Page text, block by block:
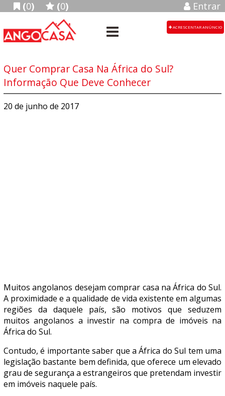
(0) (0) Entrar
ACRESCENTAR ANÚNCIO
Quer Comprar Casa Na África do Sul?
Informação Que Deve Conhecer
20 de junho de 2017
Muitos angolanos desejam comprar casa na África do Sul.
A proximidade e a qualidade de vida existente em algumas
regiões da daquele país, são motivos que seduzem
muitos angolanos a investir na compra de imóveis na
África do Sul.
Contudo, é importante saber que a África do Sul tem uma
legislação bastante bem definida, que oferece um elevado
grau de segurança a estrangeiros que pretendam investir
em imóveis naquele país.